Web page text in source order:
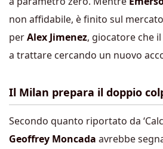
non affidabile, è finito sul
perAlex Jimenez, giocatore che
a trattare cercando un nuovo
Il Milan prepara il doppio
Secondo quanto riportato da
Geoffrey Moncada avrebbe